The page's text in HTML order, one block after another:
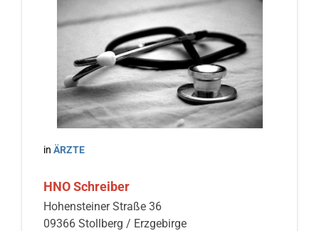
in ÄRZTE
HNO Schreiber
Hohensteiner Straße 36
09366 Stollberg / Erzgebirge